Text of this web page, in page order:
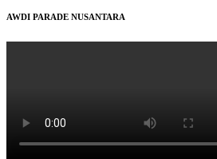
AWDI PARADE NUSANTARA